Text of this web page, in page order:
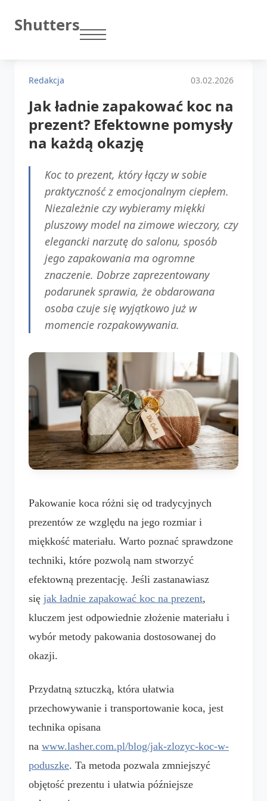
Shutters
Redakcja 03.02.2026
Jak ładnie zapakować koc na
prezent? Efektowne pomysły
na każdą okazję
Koc to prezent, który łączy w sobie
praktyczność z emocjonalnym ciepłem.
Niezależnie czy wybieramy miękki
pluszowy model na zimowe wieczory, czy
elegancki narzutę do salonu, sposób
jego zapakowania ma ogromne
znaczenie. Dobrze zaprezentowany
podarunek sprawia, że obdarowana
osoba czuje się wyjątkowo już w
momencie rozpakowywania.
Pakowanie koca różni się od tradycyjnych
prezentów ze względu na jego rozmiar i
miękkość materiału. Warto poznać sprawdzone
techniki, które pozwolą nam stworzyć
efektowną prezentację. Jeśli zastanawiasz
się jak ładnie zapakować koc na prezent,
kluczem jest odpowiednie złożenie materiału i
wybór metody pakowania dostosowanej do
okazji.
Przydatną sztuczką, która ułatwia
przechowywanie i transportowanie koca, jest
technika opisana
na www.lasher.com.pl/blog/jak-zlozyc-koc-w-
poduszke. Ta metoda pozwala zmniejszyć
objętość prezentu i ułatwia późniejsze